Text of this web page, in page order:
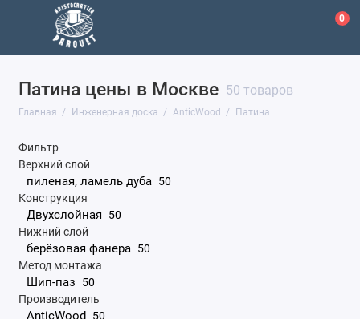
0
Патина цены в Москве 50 товаров
Главная Инженерная доска AnticWood Патина
Amigo
KOCHANELLI
Kraft Parkett
Primavera
Английская елка
Итальянская елка
Фильтр
Верхний слой
пиленая, ламель дуба 50
Конструкция
Двухслойная 50
Нижний слой
берёзовая фанера 50
Метод монтажа
Шип-паз 50
Производитель
AnticWood 50